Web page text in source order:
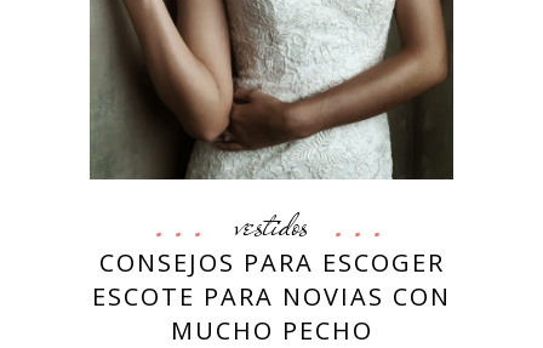
vestidos
CONSEJOS PARA ESCOGER
ESCOTE PARA NOVIAS CON
MUCHO PECHO